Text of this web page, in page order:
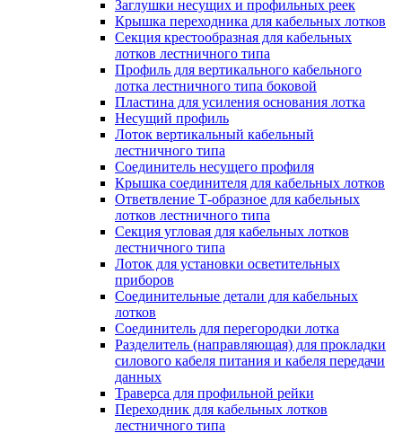
Заглушки несущих и профильных реек
Крышка переходника для кабельных лотков
Секция крестообразная для кабельных
лотков лестничного типа
Профиль для вертикального кабельного
лотка лестничного типа боковой
Пластина для усиления основания лотка
Несущий профиль
Лоток вертикальный кабельный
лестничного типа
Соединитель несущего профиля
Крышка соединителя для кабельных лотков
Ответвление Т-образное для кабельных
лотков лестничного типа
Секция угловая для кабельных лотков
лестничного типа
Лоток для установки осветительных
приборов
Соединительные детали для кабельных
лотков
Соединитель для перегородки лотка
Разделитель (направляющая) для прокладки
силового кабеля питания и кабеля передачи
данных
Траверса для профильной рейки
Переходник для кабельных лотков
лестничного типа